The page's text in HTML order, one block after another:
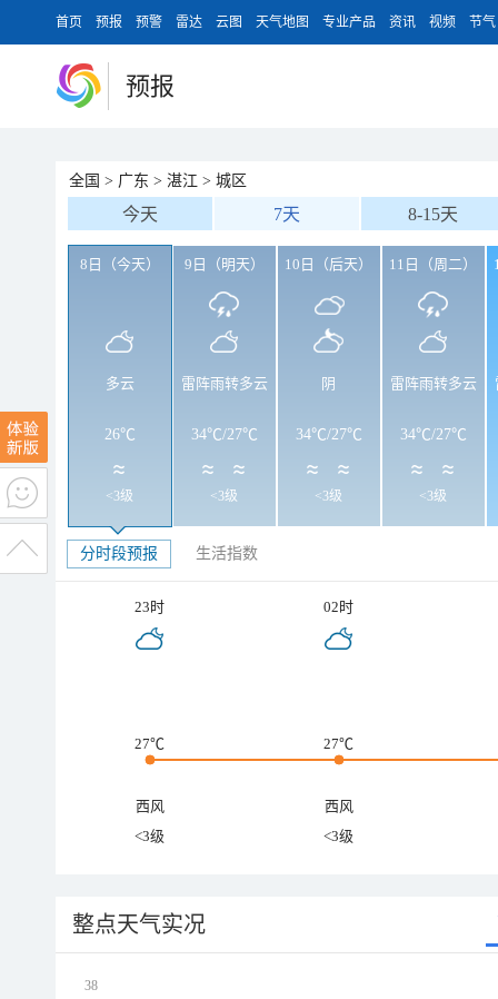
首页 预报 预警 雷达 云图 天气地图 专业产品 资讯 视频 节气
预报
全国 > 广东 > 湛江 > 城区
今天 7天 8-15天
8日（今天）
多云
26℃
<3级
9日（明天）
雷阵雨转多云
34℃/27℃
<3级
10日（后天）
阴
34℃/27℃
<3级
11日（周二）
雷阵雨转多云
34℃/27℃
<3级
分时段预报 生活指数
23时 02时
27℃ 27℃
西风
西风
<3级
<3级
整点天气实况
38